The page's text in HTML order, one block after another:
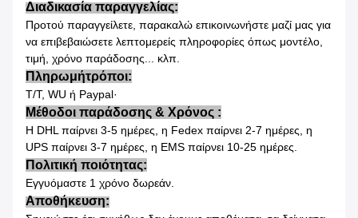
Διαδικασία παραγγελίας:
Προτού παραγγείλετε, παρακαλώ επικοινωνήστε μαζί μας για
να επιβεβαιώσετε λεπτομερείς πληροφορίες όπως μοντέλο,
τιμή, χρόνο παράδοσης... κλπ.
Πληρωμήτρόποι:
T/T, WU ή Paypal·
Μέθοδοι παράδοσης & Χρόνος :
Η DHL παίρνει 3-5 ημέρες, η Fedex παίρνει 2-7 ημέρες, η
UPS παίρνει 3-7 ημέρες, η EMS παίρνει 10-25 ημέρες.
Πολιτική ποιότητας:
Εγγυόμαστε 1 χρόνο δωρεάν.
Αποθήκευση: